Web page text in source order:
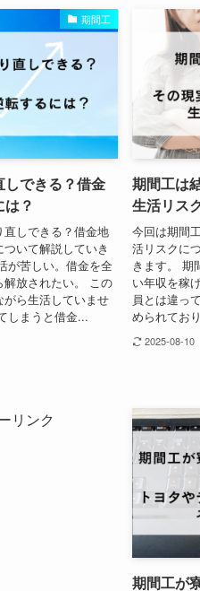
期間工
できる？借金
？
しできる？借金地
いて解説していき
が苦しい。借金を全
放されたい。 この
がら生活していませ
しまうと借金...
期間工は
生活リス
今回は期間
活リスクに
きます。 期
い年収を稼
員とは違っ
められてお
2025-08-10
リンク
期間工が